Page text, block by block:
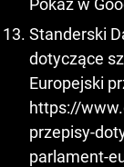
Pokaż w
Standerski
dotyczące
Europejski
https://
przepisy-
parlament-